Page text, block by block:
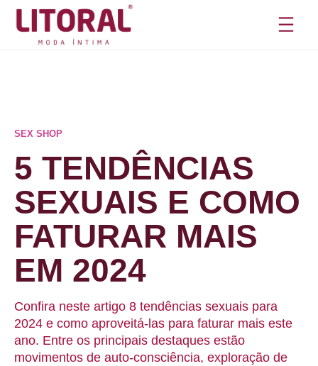
Pular
SEX SHOP
5 TENDÊNCIAS
SEXUAIS E COMO
FATURAR MAIS
EM 2024
Confira neste artigo 8 tendências sexuais para
2024 e como aproveitá-las para faturar mais este
ano. Entre os principais destaques estão
movimentos de auto-consciência, exploração de